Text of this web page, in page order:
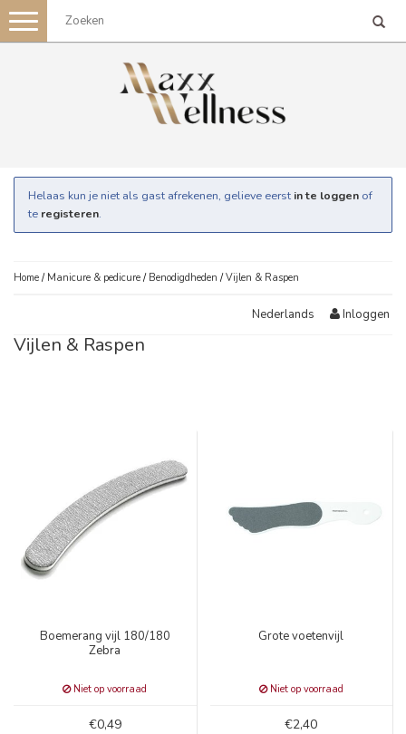
Toggle
navigation
Helaas kun je niet als gast afrekenen, gelieve eerst in te loggen of
te registeren.
Home / Manicure & pedicure / Benodigdheden /Vijlen & Raspen
Nederlands Inloggen
Vijlen & Raspen
Boemerang vijl 180/180
Zebra
Niet op voorraad
€0,49
Grote voetenvijl
Niet op voorraad
€2,40